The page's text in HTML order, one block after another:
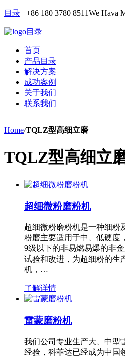
目录 +86 180 3780 8511We Hava
目录
首页
产品目录
解决方案
成功案例
关于我们
联系我们
Home/TQLZ型高细立磨
TQLZ型高细立
超细微粉磨粉机
超细微粉磨粉机是一种细粉
粉磨主要适用于中、低硬度
9级以下的非易燃易爆的非
试验和改进，为超细粉的生
机，…
了解详情
雷蒙磨粉机
我们公司专业生产大、中型
经验，科菲达已经成为中国